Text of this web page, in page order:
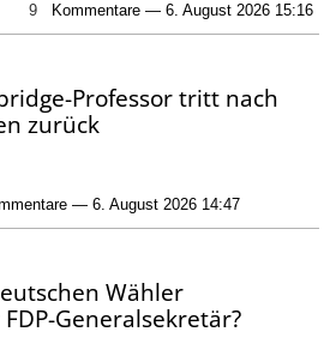
9 Kommentare — 6. August 2026 15:16
Professor tritt nach
zurück
— 6. August 2026 14:47
Wähler
Generalsekretär?